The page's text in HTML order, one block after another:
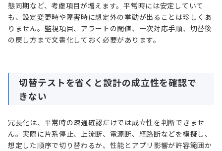
態同期など、考慮項目が増えます。平常時には安定していて
も、設定変更時や障害時に想定外の挙動が出ることは珍しくあ
りません。監視項目、アラートの閾値、一次対応手順、切替後
の戻し方まで文書化しておく必要があります。
切替テストを省くと設計の成立性を確認で
きない
冗長化は、平常時の疎通確認だけでは成立性を判断できませ
ん。実際に片系停止、上流断、電源断、経路断などを模擬し、
想定した順序で切り替わるか、性能とアプリ影響が許容範囲か